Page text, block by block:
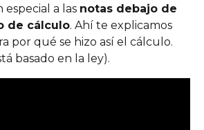
especial a las notas debajo de
de cálculo. Ahí te explicamos
por qué se hizo así el cálculo.
basado en la ley).